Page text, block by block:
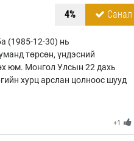
4% Санал
(1985-12-30) нь
төрсөн, үндэсний
юм. Монгол Улсын 22 дахь
хурц арслан цолноос шууд
+1